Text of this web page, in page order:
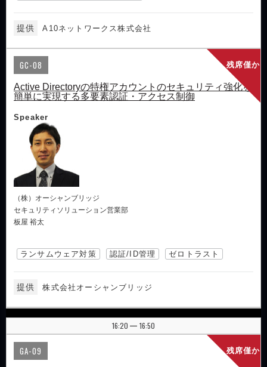
提供 A10ネットワークス株式会社
残席僅か
GC-08
Active Directoryの特権アカウントのセキュリティ強化を
簡単に実現する多要素認証・アクセス制御
Speaker
（株）オーシャンブリッジ
セキュリティソリューション営業部
板屋 裕太
ランサムウェア対策 認証/ID管理 ゼロトラスト
提供 株式会社オーシャンブリッジ
16:20 | 16:50
残席僅か
GA-09